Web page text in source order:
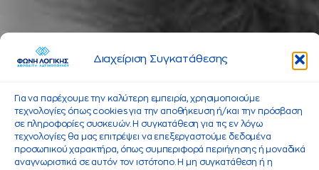
Διαχείριση Συγκατάθεσης
Για να παρέχουμε την καλύτερη εμπειρία, χρησιμοποιούμε
τεχνολογίες όπως cookies για την αποθήκευση ή/και την πρόσβαση
σε πληροφορίες συσκευών. Η συγκατάθεση για τις εν λόγω
τεχνολογίες θα μας επιτρέψει να επεξεργαστούμε δεδομένα
προσωπικού χαρακτήρα, όπως συμπεριφορά περιήγησης ή μοναδικά
αναγνωριστικά σε αυτόν τον ιστότοπο. Η μη συγκατάθεση ή η